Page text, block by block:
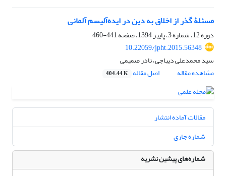
مسئلۀ گذر از اخلاق به دین در ایده‌آلیسم آلمانی
دوره 12، شماره 3، پاییز 1394، صفحه
441-460
10.22059/jpht.2015.56348
سید محمدعلی دیباجی، نادر صمیمی
مشاهده مقاله
اصل مقاله 404.44 K
مقالات آماده انتشار
شماره جاری
شماره‌های پیشین نشریه